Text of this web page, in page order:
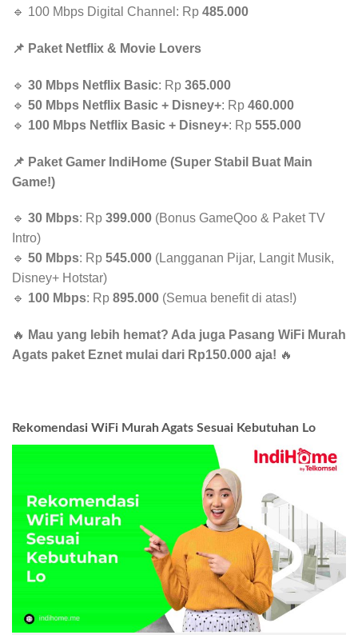
🔹 100 Mbps Digital Channel: Rp 485.000
📌 Paket Netflix & Movie Lovers
🔹 30 Mbps Netflix Basic: Rp 365.000
🔹 50 Mbps Netflix Basic + Disney+: Rp 460.000
🔹 100 Mbps Netflix Basic + Disney+: Rp 555.000
📌 Paket Gamer IndiHome (Super Stabil Buat Main
Game!)
🔹 30 Mbps: Rp 399.000 (Bonus GameQoo & Paket TV
Intro)
🔹 50 Mbps: Rp 545.000 (Langganan Pijar, Langit Musik,
Disney+ Hotstar)
🔹 100 Mbps: Rp 895.000 (Semua benefit di atas!)
🔥 Mau yang lebih hemat? Ada juga Pasang WiFi Murah
Agats paket Eznet mulai dari Rp150.000 aja! 🔥
Rekomendasi WiFi Murah Agats Sesuai Kebutuhan Lo